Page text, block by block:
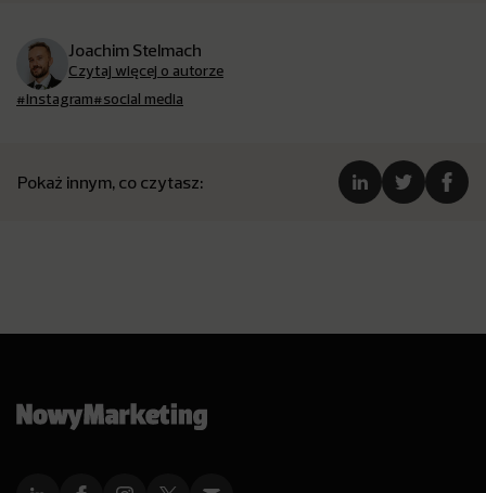
Joachim Stelmach
Czytaj więcej o autorze
#instagram#social media
Pokaż innym, co czytasz: